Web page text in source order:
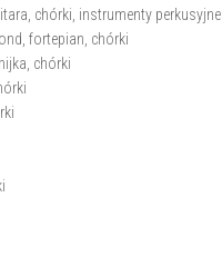
chórki, instrumenty perkusyjne
fortepian, chórki
chórki